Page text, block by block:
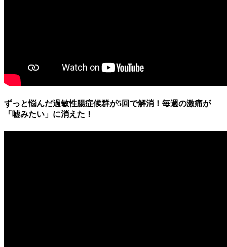
ずっと悩んだ過敏性腸症候群が5回で解消！毎週の激痛が
「嘘みたい」に消えた！